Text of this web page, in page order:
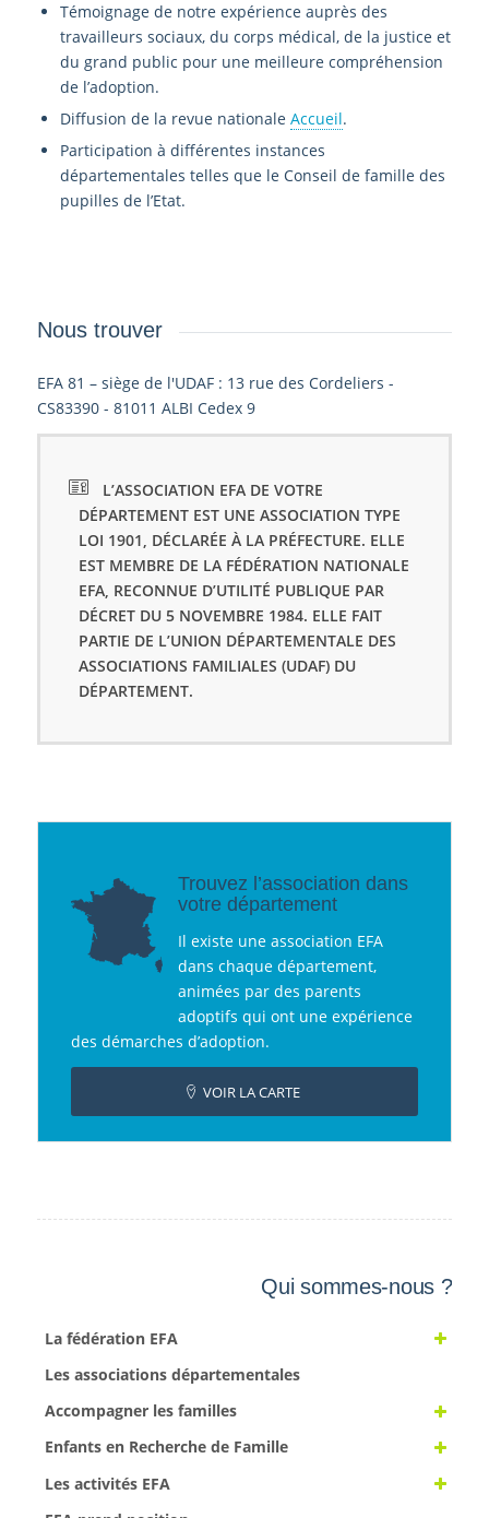
Témoignage de notre expérience auprès des
travailleurs sociaux, du corps médical, de la justice et
du grand public pour une meilleure compréhension
de l’adoption.
Diffusion de la revue nationale Accueil.
Participation à différentes instances
départementales telles que le Conseil de famille des
pupilles de l’Etat.
Nous trouver
EFA 81 – siège de l'UDAF : 13 rue des Cordeliers -
CS83390 - 81011 ALBI Cedex 9
L’ASSOCIATION EFA DE VOTRE
DÉPARTEMENT EST UNE ASSOCIATION TYPE
LOI 1901, DÉCLARÉE À LA PRÉFECTURE. ELLE
EST MEMBRE DE LA FÉDÉRATION NATIONALE
EFA, RECONNUE D’UTILITÉ PUBLIQUE PAR
DÉCRET DU 5 NOVEMBRE 1984. ELLE FAIT
PARTIE DE L’UNION DÉPARTEMENTALE DES
ASSOCIATIONS FAMILIALES (UDAF) DU
DÉPARTEMENT.
Trouvez l’association dans
votre département
Il existe une association EFA
dans chaque département,
animées par des parents
adoptifs qui ont une expérience
des démarches d’adoption.
VOIR LA CARTE
Qui sommes-nous ?
La fédération EFA
Les associations départementales
Accompagner les familles
Enfants en Recherche de Famille
Les activités EFA